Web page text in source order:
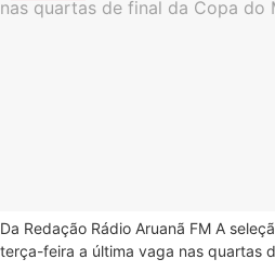
Da Redação Rádio Aruanã FM A
terça-feira a última vaga nas quartas